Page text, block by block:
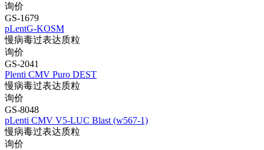
询价
GS-1679
pLentG-KOSM
慢病毒过表达质粒
询价
GS-2041
Plenti CMV Puro DEST
慢病毒过表达质粒
询价
GS-8048
pLenti CMV V5-LUC Blast (w567-1)
慢病毒过表达质粒
询价